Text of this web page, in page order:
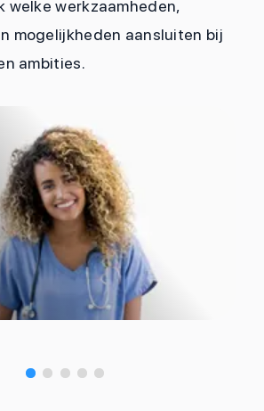
welke werkzaamheden,
mogelijkheden aansluiten bij
ambities.